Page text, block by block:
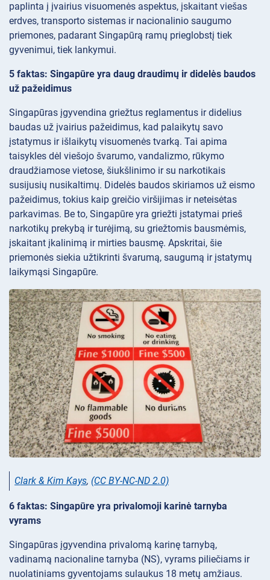
paplinta į įvairius visuomenės aspektus, įskaitant viešas
erdves, transporto sistemas ir nacionalinio saugumo
priemones, padarant Singapūrą ramų prieglobstį tiek
gyvenimui, tiek lankymui.
5 faktas: Singapūre yra daug draudimų ir didelės baudos
už pažeidimus
Singapūras įgyvendina griežtus reglamentus ir didelius
baudas už įvairius pažeidimus, kad palaikytų savo
įstatymus ir išlaikytų visuomenės tvarką. Tai apima
taisykles dėl viešojo švarumo, vandalizmo, rūkymo
draudžiamose vietose, šiukšlinimo ir su narkotikais
susijusių nusikaltimų. Didelės baudos skiriamos už eismo
pažeidimus, tokius kaip greičio viršijimas ir neteisėtas
parkavimas. Be to, Singapūre yra griežti įstatymai prieš
narkotikų prekybą ir turėjimą, su griežtomis bausmėmis,
įskaitant įkalinimą ir mirties bausmę. Apskritai, šie
priemonės siekia užtikrinti švarumą, saugumą ir įstatymų
laikymąsi Singapūre.
Clark & Kim Kays, (CC BY-NC-ND 2.0)
6 faktas: Singapūre yra privalomoji karinė tarnyba
vyrams
Singapūras įgyvendina privalomą karinę tarnybą,
vadinamą nacionaline tarnyba (NS), vyrams piliečiams ir
nuolatiniams gyventojams sulaukus 18 metų amžiaus.